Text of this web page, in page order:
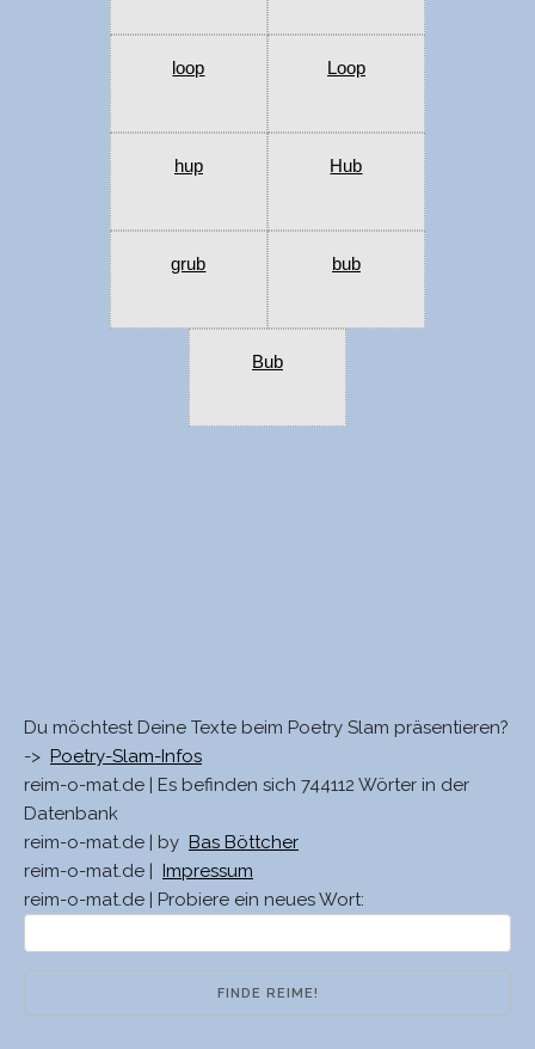
loop Loop
hup Hub
grub bub
Bub
Du möchtest Deine Texte beim Poetry Slam präsentieren?
-> Poetry-Slam-Infos
reim-o-mat.de | Es befinden sich 744112 Wörter in der
Datenbank
reim-o-mat.de | by Bas Böttcher
reim-o-mat.de |
Impressum
reim-o-mat.de | Probiere ein neues Wort: